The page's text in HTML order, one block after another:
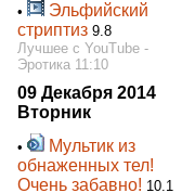
•
Эльфийский
стриптиз 9.8
Лучшее с YouTube -
Эротика 11:10
09 Декабря 2014
Вторник
•
Мультик из
обнаженных тел!
Очень забавно! 10.1